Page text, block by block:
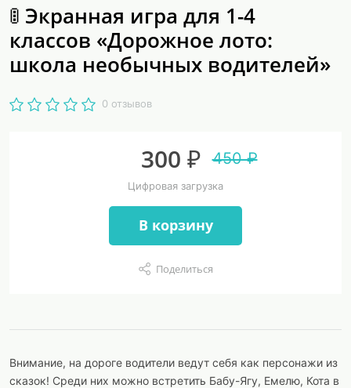
🚦 Экранная игра для 1-4
классов «Дорожное лото:
школа необычных водителей»
0 отзывов
300 ₽ 450 ₽
Цифровая загрузка
В корзину
Поделиться
Внимание, на дороге водители ведут себя как персонажи из
сказок! Среди них можно встретить Бабу-Ягу, Емелю, Кота в